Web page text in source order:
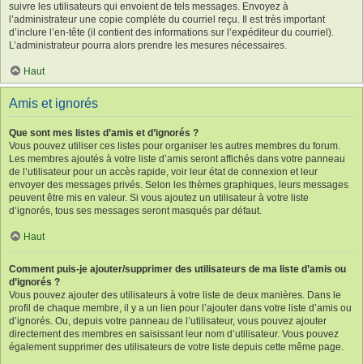
suivre les utilisateurs qui envoient de tels messages. Envoyez à
l’administrateur une copie complète du courriel reçu. Il est très important
d’inclure l’en-tête (il contient des informations sur l’expéditeur du courriel).
L’administrateur pourra alors prendre les mesures nécessaires.
Haut
Amis et ignorés
Que sont mes listes d’amis et d’ignorés ?
Vous pouvez utiliser ces listes pour organiser les autres membres du forum.
Les membres ajoutés à votre liste d’amis seront affichés dans votre panneau
de l’utilisateur pour un accès rapide, voir leur état de connexion et leur
envoyer des messages privés. Selon les thèmes graphiques, leurs messages
peuvent être mis en valeur. Si vous ajoutez un utilisateur à votre liste
d’ignorés, tous ses messages seront masqués par défaut.
Haut
Comment puis-je ajouter/supprimer des utilisateurs de ma liste d’amis ou
d’ignorés ?
Vous pouvez ajouter des utilisateurs à votre liste de deux manières. Dans le
profil de chaque membre, il y a un lien pour l’ajouter dans votre liste d’amis ou
d’ignorés. Ou, depuis votre panneau de l’utilisateur, vous pouvez ajouter
directement des membres en saisissant leur nom d’utilisateur. Vous pouvez
également supprimer des utilisateurs de votre liste depuis cette même page.